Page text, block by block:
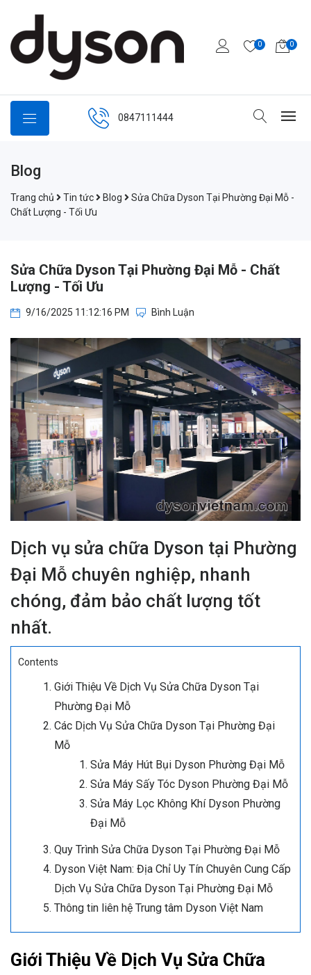
0 0
0847111444
Blog
Trang chủ Tin tức Blog
Sửa Chữa Dyson Tại Phường Đại Mỗ -
Chất Lượng - Tối Ưu
Sửa Chữa Dyson Tại Phường Đại Mỗ - Chất
Lượng - Tối Ưu
9/16/2025 11:12:16 PM Bình Luận
Dịch vụ sửa chữa Dyson tại Phường
Đại Mỗ chuyên nghiệp, nhanh
chóng, đảm bảo chất lượng tốt
nhất.
Contents
Giới Thiệu Về Dịch Vụ Sửa Chữa Dyson Tại
Phường Đại Mỗ
Các Dịch Vụ Sửa Chữa Dyson Tại Phường Đại
Mỗ
Sửa Máy Hút Bụi Dyson Phường Đại Mỗ
Sửa Máy Sấy Tóc Dyson Phường Đại Mỗ
Sửa Máy Lọc Không Khí Dyson Phường
Đại Mỗ
Quy Trình Sửa Chữa Dyson Tại Phường Đại Mỗ
Dyson Việt Nam: Địa Chỉ Uy Tín Chuyên Cung Cấp
Dịch Vụ Sửa Chữa Dyson Tại Phường Đại Mỗ
Thông tin liên hệ Trung tâm Dyson Việt Nam
Giới Thiệu Về Dịch Vụ Sửa Chữa